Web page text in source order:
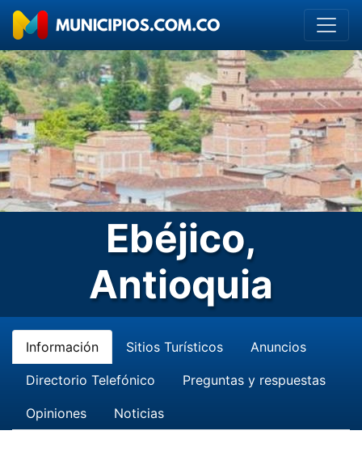
Ebéjico,
Antioquia
Información Sitios Turísticos Anuncios
Directorio Telefónico Preguntas y respuestas
Opiniones Noticias